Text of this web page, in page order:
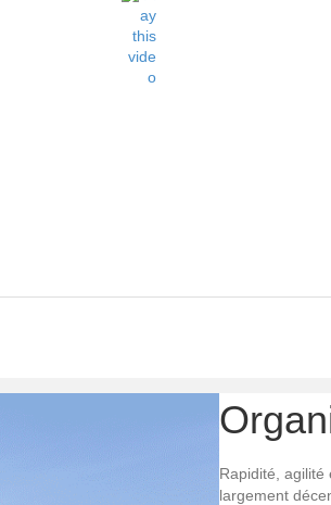
Rapidité, agilité
largement